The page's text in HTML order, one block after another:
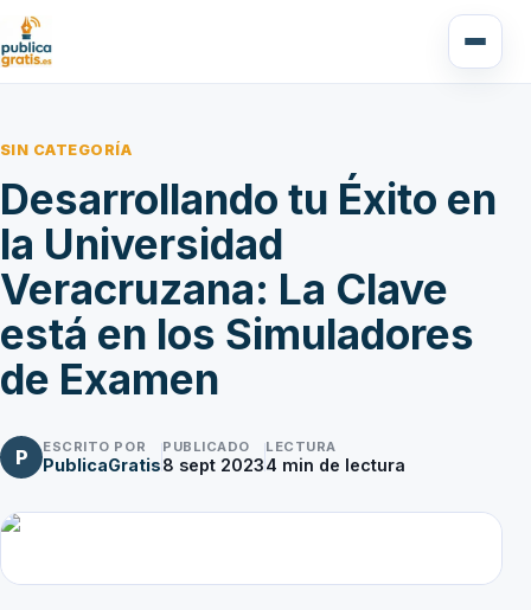
SIN CATEGORÍA
Desarrollando tu Éxito en
la Universidad
Veracruzana: La Clave
está en los Simuladores
de Examen
P ESCRITO POR
PublicaGratis
PUBLICADO
8 sept 2023
LECTURA
4 min de lectura